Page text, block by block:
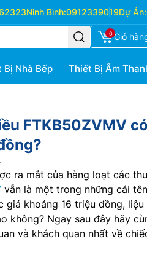
Ninh Bình:0912339019Dự Án:
0 Giỏ
Bị Nhà Bếp Thiết Bị Âm
FTKB50ZVMV
ra mắt của hàng loạt các
vẫn là một trong những cái tên
giá khoảng 16 triệu đồng, liệu
không? Ngay sau đây hãy
và khách quan nhất về